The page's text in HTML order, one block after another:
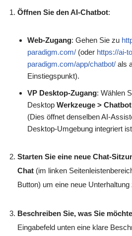
Öffnen Sie den AI-Chatbot:
Web-Zugang: Gehen Sie zu
paradigm.com/ (oder https://ai-
paradigm.com/app/chatbot/ als
Einstiegspunkt).
VP Desktop-Zugang: Wählen
Desktop Werkzeuge > Chatbot
(Dies öffnet denselben AI-
Desktop-Umgebung integriert
Starten Sie eine neue Chat-
Chat (im linken
Button) um eine neue Unterhaltung
Beschreiben Sie, was Sie
Eingabefeld unten eine klare